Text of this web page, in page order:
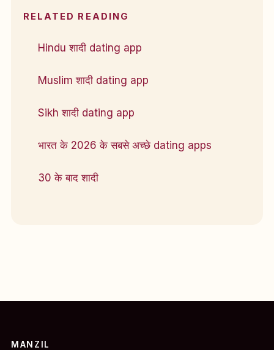
RELATED READING
Hindu शादी dating app
Muslim शादी dating app
Sikh शादी dating app
भारत के 2026 के सबसे अच्छे dating apps
30 के बाद शादी
MANZIL